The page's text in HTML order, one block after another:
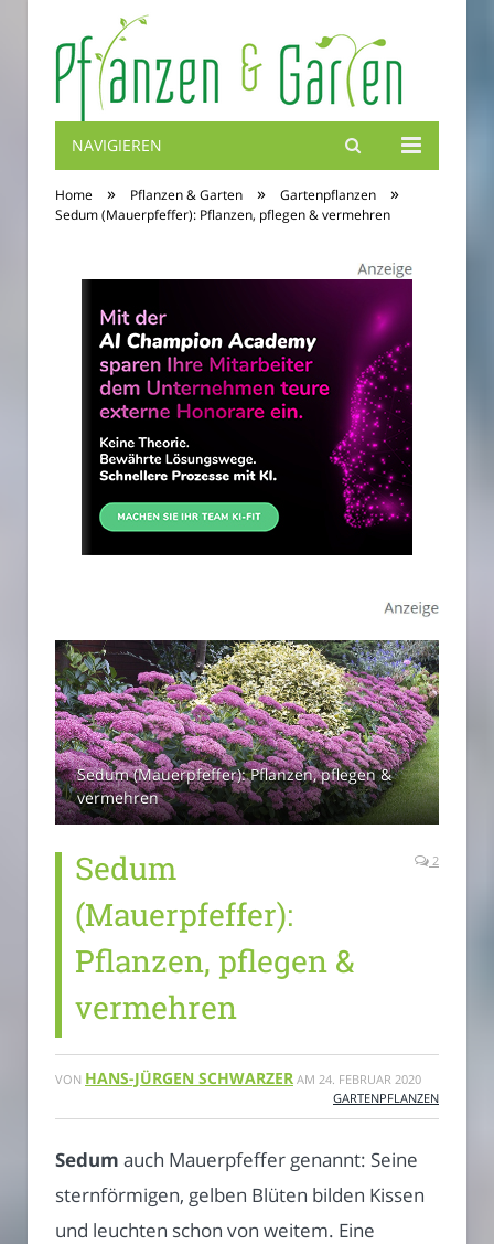
Blumenbibel
NAVIGIEREN
Home » Pflanzen & Garten » Gartenpflanzen »
Sedum (Mauerpfeffer): Pflanzen, pflegen & vermehren
Sedum (Mauerpfeffer): Pflanzen, pflegen &
vermehren
Sedum
(Mauerpfeffer):
Pflanzen, pflegen &
vermehren
2
VON HANS-JÜRGEN SCHWARZER AM 24. FEBRUAR 2020
GARTENPFLANZEN
Sedum auch Mauerpfeffer genannt: Seine
sternförmigen, gelben Blüten bilden Kissen
und leuchten schon von weitem. Eine